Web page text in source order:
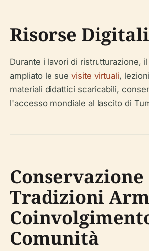
Risorse Digitali
Durante i lavori di ristrutturazione,
ampliato le sue visite virtuali,
materiali didattici scaricabili,
l'accesso mondiale al lascito di
Tradizioni
Comunità